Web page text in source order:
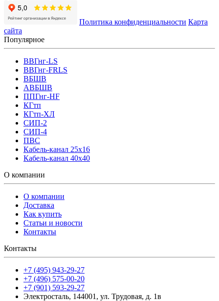
Политика конфиденциальности Карта
сайта
Популярное
ВВГнг-LS
ВВГнг-FRLS
ВБШВ
АВБШВ
ППГнг-HF
КГтп
КГтп-ХЛ
СИП-2
СИП-4
ПВС
Кабель-канал 25х16
Кабель-канал 40х40
О компании
О компании
Доставка
Как купить
Статьи и новости
Контакты
Контакты
+7 (495) 943-29-27
+7 (496) 575-00-20
+7 (901) 593-29-27
Электросталь, 144001, ул. Трудовая, д. 1в